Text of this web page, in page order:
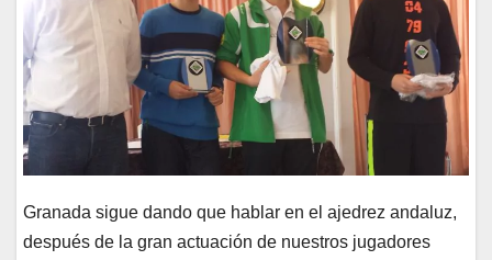
Granada sigue dando que hablar en el ajedrez andaluz,
después de la gran actuación de nuestros jugadores